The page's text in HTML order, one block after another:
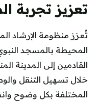
تعزيز تجربة
تُعزز منظومة الإرشاد
المحيطة بالمسجد
القادمين إلى المدينة
خلال تسهيل التنقل
المختلفة بكل وضوح